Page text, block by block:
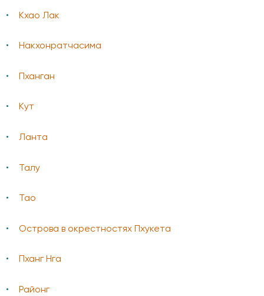
Кхао Лак
Накхонратчасима
Пханган
Кут
Ланта
Талу
Тао
Острова в окрестностях Пхукета
Пханг Нга
Районг